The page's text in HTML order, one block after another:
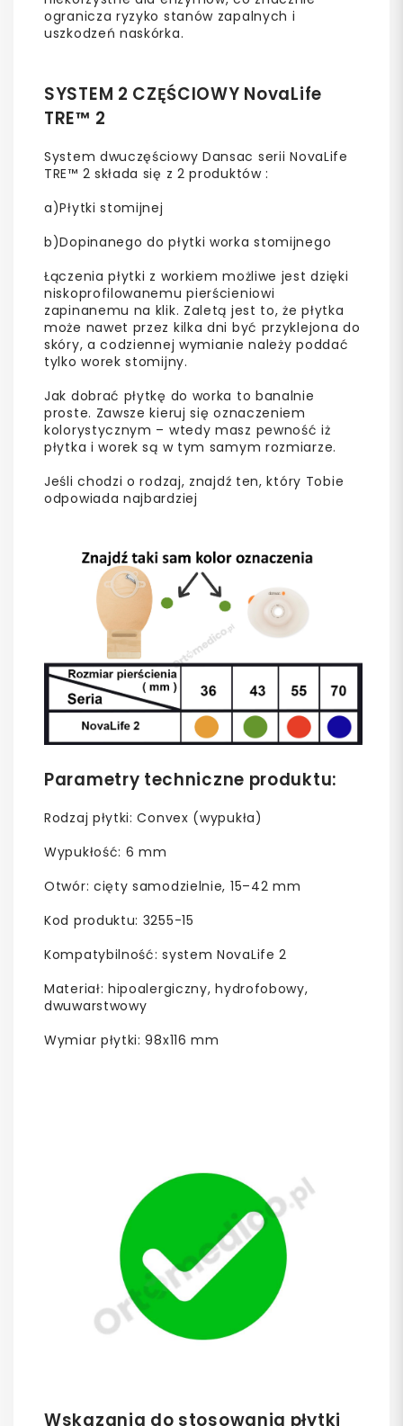
ogranicza ryzyko stanów zapalnych i
uszkodzeń naskórka.
SYSTEM 2 CZĘŚCIOWY NovaLife
TRE™ 2
System dwuczęściowy Dansac serii NovaLife
TRE™ 2 składa się z 2 produktów :
a)Płytki stomijnej
b)Dopinanego do płytki worka stomijnego
Łączenia płytki z workiem możliwe jest dzięki
niskoprofilowanemu pierścieniowi
zapinanemu na klik. Zaletą jest to, że płytka
może nawet przez kilka dni być przyklejona do
skóry, a codziennej wymianie należy poddać
tylko worek stomijny.
Jak dobrać płytkę do worka to banalnie
proste. Zawsze kieruj się oznaczeniem
kolorystycznym – wtedy masz pewność iż
płytka i worek są w tym samym rozmiarze.
Jeśli chodzi o rodzaj, znajdź ten, który Tobie
odpowiada najbardziej
Parametry techniczne produktu:
Rodzaj płytki: Convex (wypukła)
Wypukłość: 6 mm
Otwór: cięty samodzielnie, 15–42 mm
Kod produktu: 3255-15
Kompatybilność: system NovaLife 2
Materiał: hipoalergiczny, hydrofobowy,
dwuwarstwowy
Wymiar płytki: 98x116 mm
Wskazania do stosowania płytki